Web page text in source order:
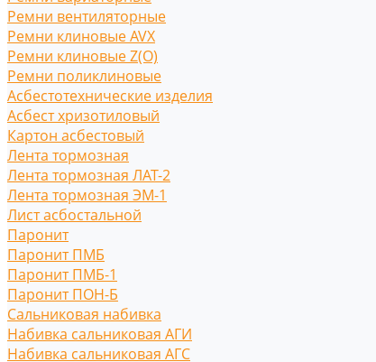
Ремни вентиляторные
Ремни клиновые AVX
Ремни клиновые Z(O)
Ремни поликлиновые
Асбестотехнические изделия
Асбест хризотиловый
Картон асбестовый
Лента тормозная
Лента тормозная ЛАТ-2
Лента тормозная ЭМ-1
Лист асбостальной
Паронит
Паронит ПМБ
Паронит ПМБ-1
Паронит ПОН-Б
Сальниковая набивка
Набивка сальниковая АГИ
Набивка сальниковая АГС